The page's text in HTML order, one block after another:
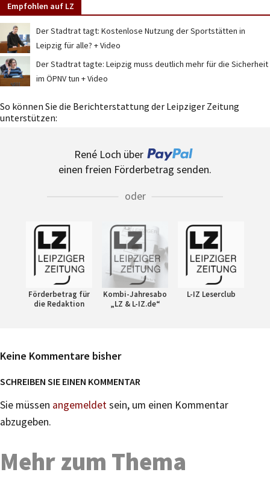
Empfohlen auf LZ
Der Stadtrat tagt: Kostenlose Nutzung der Sportstätten in
Leipzig für alle? + Video
Der Stadtrat tagte: Leipzig muss deutlich mehr für die Sicherheit
im ÖPNV tun + Video
So können Sie die Berichterstattung der Leipziger Zeitung
unterstützen:
René Loch über
einen freien Förderbetrag senden.
oder
Förderbetrag für
die Redaktion
Kombi-Jahresabo
„LZ & L-IZ.de“
L-IZ Leserclub
Keine Kommentare bisher
SCHREIBEN SIE EINEN KOMMENTAR
Sie müssen angemeldetsein, um einen Kommentar
abzugeben.
Mehr zum Thema